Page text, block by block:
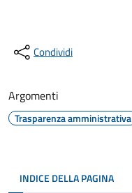
Condividi
Argomenti
Trasparenza amministrativa
INDICE DELLA PAGINA